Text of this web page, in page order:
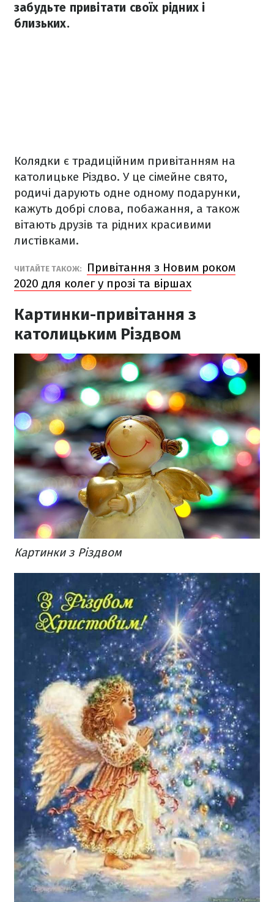
забудьте привітати своїх рідних і
близьких.
Колядки є традиційним привітанням на
католицьке Різдво. У це сімейне свято,
родичі дарують одне одному подарунки,
кажуть добрі слова, побажання, а також
вітають друзів та рідних красивими
листівками.
ЧИТАЙТЕ ТАКОЖ:
Привітання з Новим роком
2020 для колег у прозі та віршах
Картинки-привітання з
католицьким Різдвом
Картинки з Різдвом